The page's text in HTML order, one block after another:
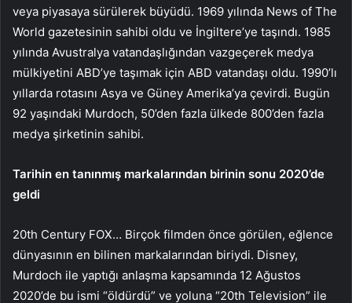
veya piyasaya sürülerek büyüdü. 1969 yılında News of The
World gazetesinin sahibi oldu ve İngiltere’ye taşındı. 1985
yılında Avustralya vatandaşlığından vazgeçerek medya
mülkiyetini ABD’ye taşımak için ABD vatandaşı oldu. 1990’lı
yıllarda rotasını Asya ve Güney Amerika’ya çevirdi. Bugün
92 yaşındaki Murdoch, 50’den fazla ülkede 800’den fazla
medya şirketinin sahibi.
Tarihin en tanınmış markalarından birinin sonu 2020’de
geldi
20th Century FOX… Birçok filmden önce görülen, eğlence
dünyasının en bilinen markalarından biriydi. Disney,
Murdoch ile yaptığı anlaşma kapsamında 12 Ağustos
2020’de bu ismi “öldürdü” ve yoluna “20th Television” ile